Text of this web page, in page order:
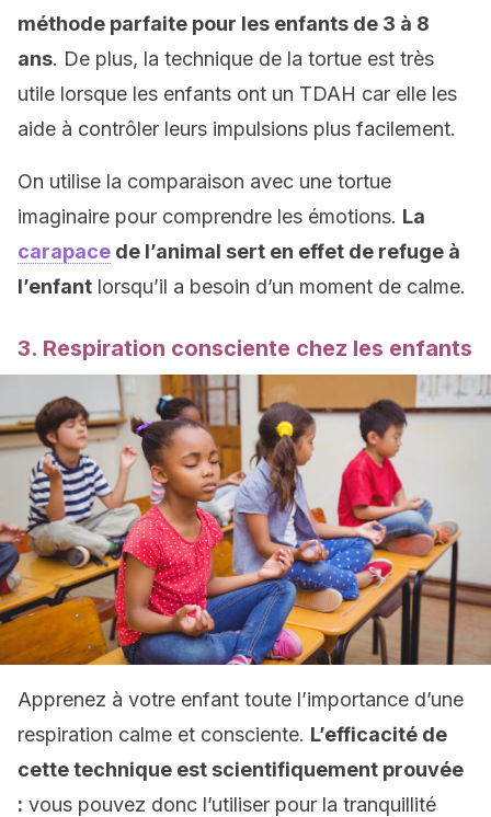
méthode parfaite pour les enfants de 3 à 8
ans. De plus, la technique de la tortue est très
utile lorsque les enfants ont un TDAH car elle les
aide à contrôler leurs impulsions plus facilement.
On utilise la comparaison avec une tortue
imaginaire pour comprendre les émotions. La
carapace de l’animal sert en effet de refuge à
l’enfant lorsqu’il a besoin d’un moment de calme.
3. Respiration consciente chez les enfants
Apprenez à votre enfant toute l’importance d’une
respiration calme et consciente. L’efficacité de
cette technique est scientifiquement prouvée
: vous pouvez donc l’utiliser pour la tranquillité